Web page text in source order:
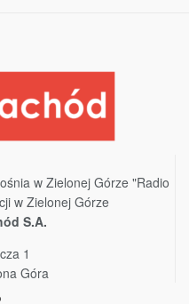
w Zielonej Górze "Radio
w Zielonej Górze
S.A.
1
Góra